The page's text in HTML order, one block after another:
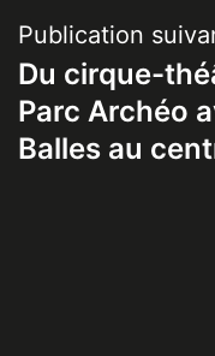
Publication
Du cirque-
Parc Archéo
Balles au